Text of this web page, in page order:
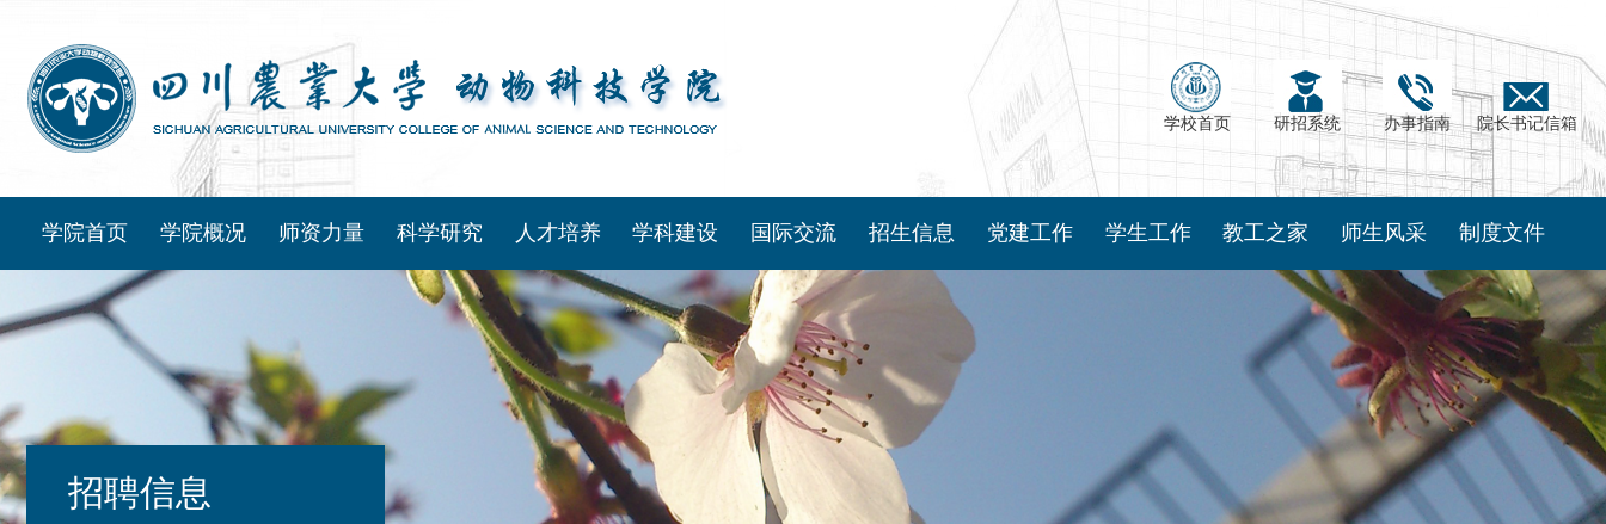
学校首页 研招系统 办事指南 院长书记信箱
学院首页 学院概况 师资力量 科学研究 人才培养 学科建设 国际交流 招生信息 党建工作 学生工作 教工之家 师生风采 制度文件
招聘信息